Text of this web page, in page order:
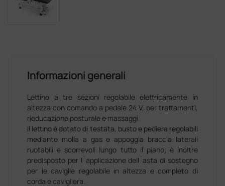
Informazioni generali
Lettino a tre sezioni regolabile elettricamente in
altezza con comando a pedale 24 V, per trattamenti,
rieducazione posturale e massaggi.
Il lettino è dotato di testata, busto e pediera regolabili
mediante molla a gas e appoggia braccia laterali
ruotabili e scorrevoli lungo tutto il piano; è inoltre
predisposto per l´applicazione dell´asta di sostegno
per le caviglie regolabile in altezza e completo di
corda e cavigliera.